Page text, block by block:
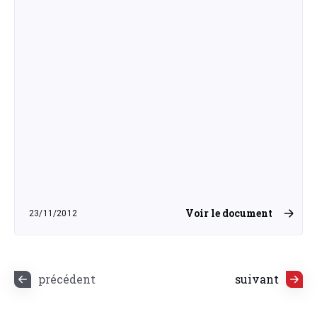
23/11/2012
vendredi 23 novembre 2012
Voir le document
précédent suivant